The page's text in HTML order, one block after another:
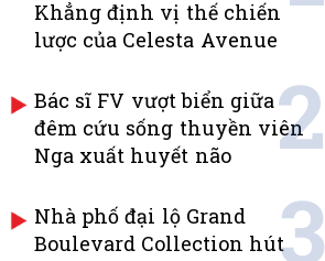
Khẳng định vị thế chiến
lược của Celesta Avenue
Bác sĩ FV vượt biển giữa
đêm cứu sống thuyền viên
Nga xuất huyết não
2
Nhà phố đại lộ Grand
Boulevard Collection hút3